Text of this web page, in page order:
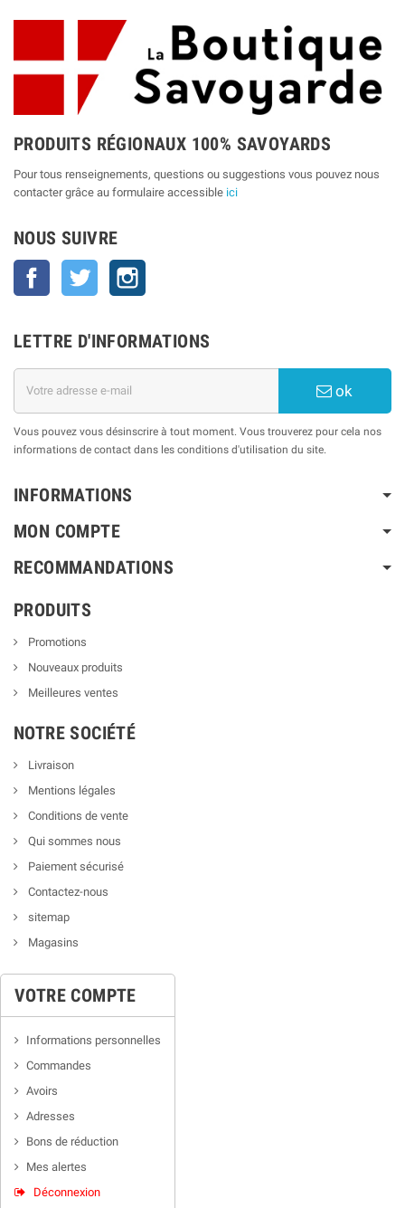
PRODUITS RÉGIONAUX 100% SAVOYARDS
Pour tous renseignements, questions ou suggestions vous pouvez nous
contacter grâce au formulaire accessible ici
NOUS SUIVRE
Facebook Twitter
LETTRE D'INFORMATIONS
ok
Vous pouvez vous désinscrire à tout moment. Vous trouverez pour cela nos
informations de contact dans les conditions d'utilisation du site.
INFORMATIONS
MON COMPTE
RECOMMANDATIONS
PRODUITS
Promotions
Nouveaux produits
Meilleures ventes
NOTRE SOCIÉTÉ
Livraison
Mentions légales
Conditions de vente
Qui sommes nous
Paiement sécurisé
Contactez-nous
sitemap
Magasins
VOTRE COMPTE
Informations personnelles
Commandes
Avoirs
Adresses
Bons de réduction
Mes alertes
Déconnexion